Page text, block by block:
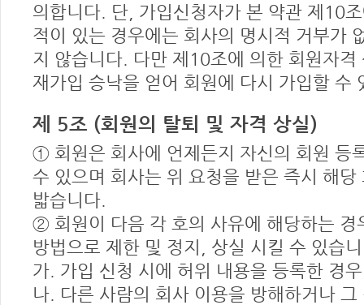
의합니다. 단, 가입신청자가 본 약관 제10
적이 있는 경우에는 회사의 명시적 거부가
지 않습니다. 다만 제10조에 의한 회원자
재가입 승낙을 얻어 회원에 다시 가입할 수
제 5조 (회원의 탈퇴 및 자격 상실)
① 회원은 회사에 언제든지 자신의 회원 등
수 있으며 회사는 위 요청을 받은 즉시 해
밟습니다.
② 회원이 다음 각 호의 사유에 해당하는 경
방법으로 제한 및 정지, 상실 시킬 수 있습
가. 가입 신청 시에 허위 내용을 등록한 경우
나. 다른 사람의 회사 이용을 방해하거나